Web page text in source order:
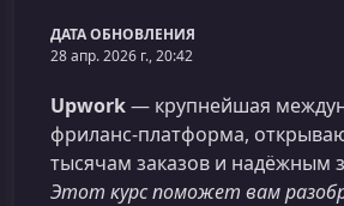
ДАТА ОБНОВЛЕНИЯ
28 апр. 2026 г., 20:42
Upwork— крупнейшая
фриланс‑платформа,
тысячам заказов и надёжным
Этот курс поможет вам